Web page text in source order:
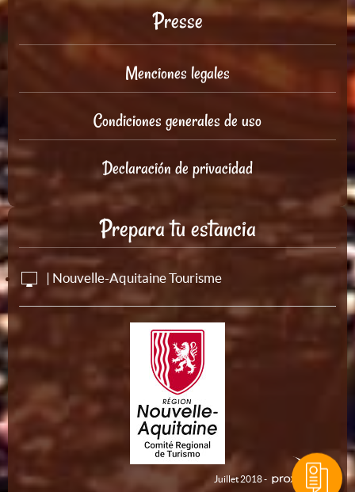
Presse
Menciones legales
Condiciones generales de uso
Declaración de privacidad
Prepara tu estancia
| Nouvelle-Aquitaine Tourisme
Juillet 2018 -